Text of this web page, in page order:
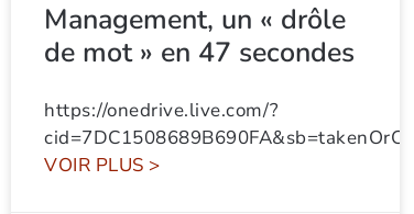
Management, un « drôle
de mot » en 47 secondes
https://onedrive.live.com/?
VOIR PLUS >